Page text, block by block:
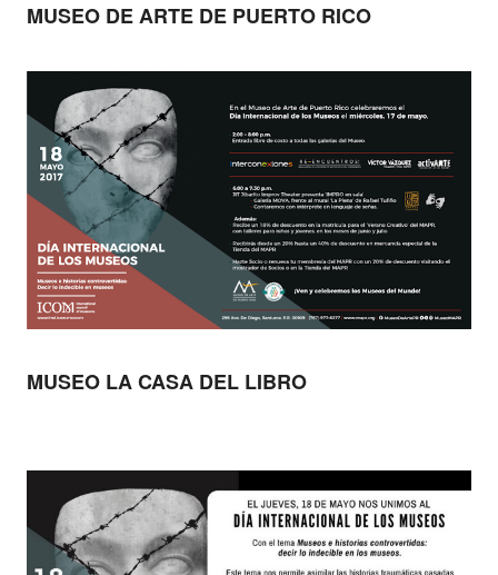
MUSEO DE ARTE DE PUERTO RICO
MUSEO LA CASA DEL LIBRO